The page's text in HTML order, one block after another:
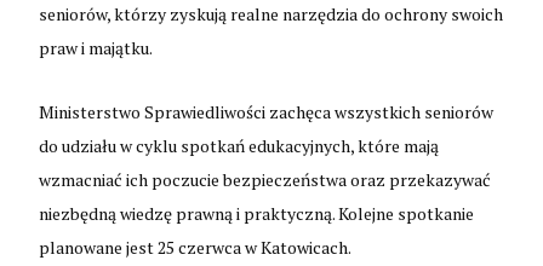
seniorów, którzy zyskują realne narzędzia do ochrony swoich
praw i majątku.
Ministerstwo Sprawiedliwości zachęca wszystkich seniorów
do udziału w cyklu spotkań edukacyjnych, które mają
wzmacniać ich poczucie bezpieczeństwa oraz przekazywać
niezbędną wiedzę prawną i praktyczną. Kolejne spotkanie
planowane jest 25 czerwca w Katowicach.